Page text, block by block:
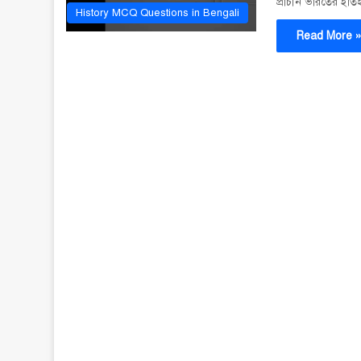
History MCQ Questions in Bengali
Read More »